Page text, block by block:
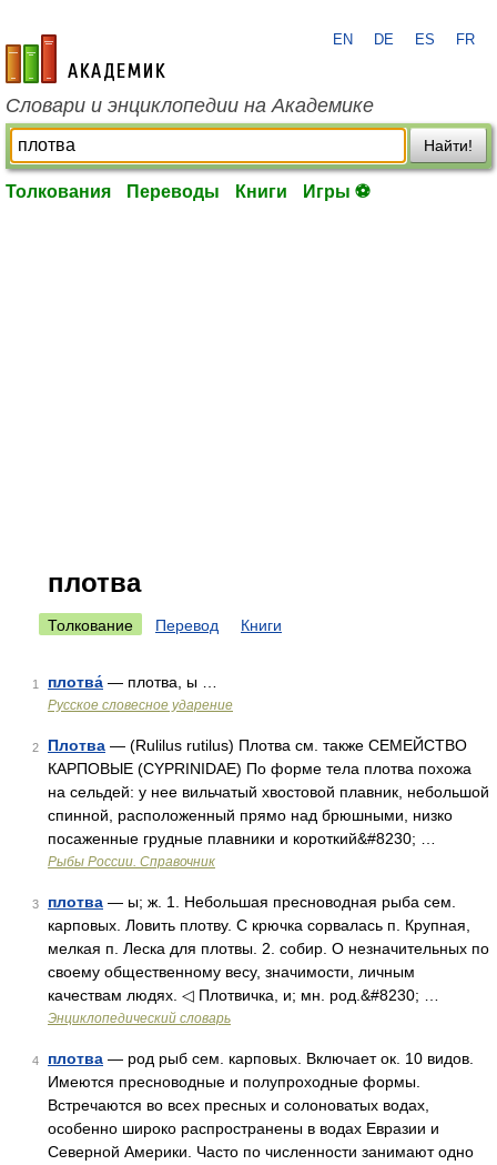
academic.ru
EN DE ES FR
Словари и энциклопедии на Академике
Найти!
Толкования Переводы Книги Игры ⚽
плотва
Толкование Перевод Книги
1 плотва́ — плотва, ы …
Русское словесное ударение
2 Плотва — (Rulilus rutilus) Плотва см. также СЕМЕЙСТВО
КАРПОВЫЕ (CYPRINIDAE) По форме тела плотва похожа
на сельдей: у нее вильчатый хвостовой плавник, небольшой
спинной, расположенный прямо над брюшными, низко
посаженные грудные плавники и короткий&#8230; …
Рыбы России. Справочник
3 плотва — ы; ж. 1. Небольшая пресноводная рыба сем.
карповых. Ловить плотву. С крючка сорвалась п. Крупная,
мелкая п. Леска для плотвы. 2. собир. О незначительных по
своему общественному весу, значимости, личным
качествам людях. ◁ Плотвичка, и; мн. род.&#8230; …
Энциклопедический словарь
4 плотва — род рыб сем. карповых. Включает ок. 10 видов.
Имеются пресноводные и полупроходные формы.
Встречаются во всех пресных и солоноватых водах,
особенно широко распространены в водах Евразии и
Северной Америки. Часто по численности занимают одно